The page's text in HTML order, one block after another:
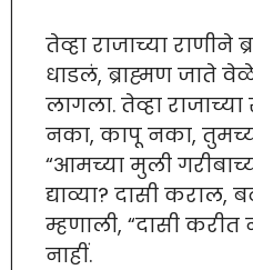
तेव्हा राजाच्या राणीने
धाडलं, ब्राह्मण जाते
लागला. तेव्हा
नका, कापू नका,
“आमच्या मुली
द्याव्या? दासी कराल,
म्हणाली, “दासी
नाहीं.